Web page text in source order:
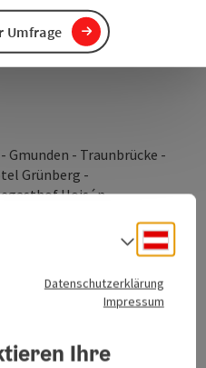
Umfrage
- Traunbrücke -
Grünberg -
Hois´n -
Datenschutzerklärung
Impressum
Ihre